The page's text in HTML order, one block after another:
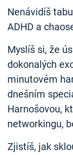
Nenávidíš
ADHD a
Myslíš si, že
dokonalých
minutovém
dnešním
Harnošovou,
networkingu,
Zjistíš, jak